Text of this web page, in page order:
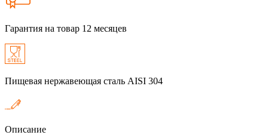
Гарантия на товар 12 месяцев
Пищевая нержавеющая сталь AISI 304
Описание